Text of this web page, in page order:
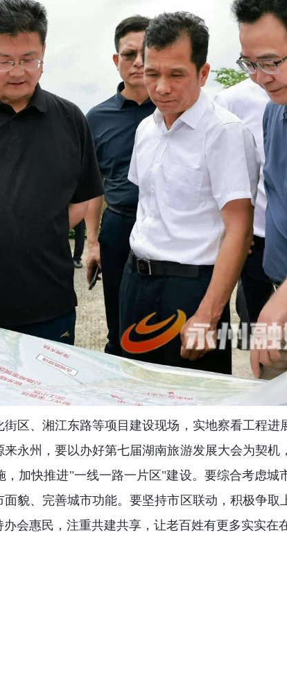
区、湘江东路等项目建设现场，实地察看工程进
永州，要以办好第七届湖南旅游发展大会为契机
加快推进"一线一路一片区"建设。要综合考虑城
貌、完善城市功能。要坚持市区联动，积极争取
会惠民，注重共建共享，让老百姓有更多实实在